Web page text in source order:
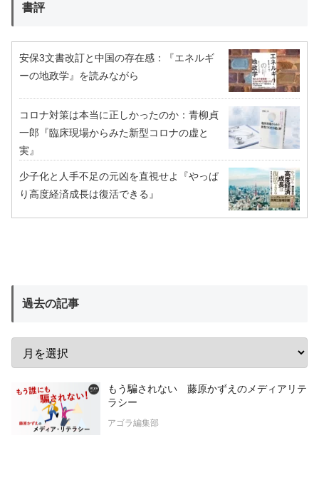
書評
安保3文書改訂と中国の存在感：『エネルギ
ーの地政学』を読みながら
コロナ対策は本当に正しかったのか：青柳貞
一郎『臨床現場からみた新型コロナの虚と
実』
少子化と人手不足の元凶を直視せよ『やっぱ
り高度経済成長は復活できる』
過去の記事
もう騙されない 藤原かずえのメディアリテ
ラシー
アゴラ編集部